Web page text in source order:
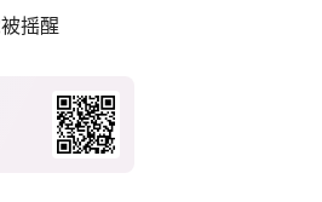
摇醒